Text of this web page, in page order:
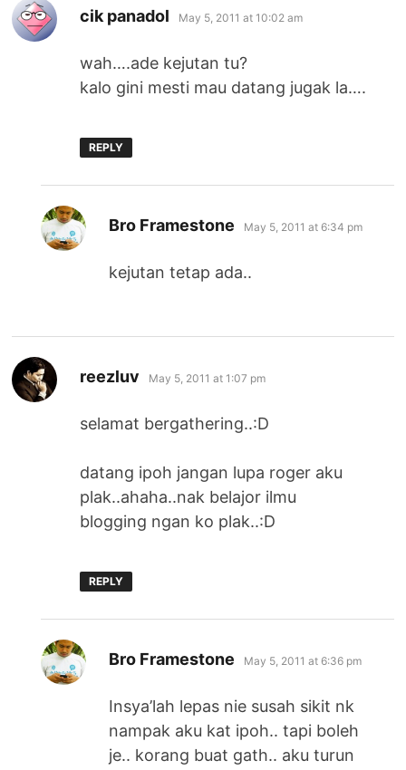
cik panadol says:
May 5, 2011 at 10:02 am
wah….ade kejutan tu?
kalo gini mesti mau datang jugak la….
REPLY
Bro Framestone says:
May 5, 2011 at 6:34 pm
kejutan tetap ada..
reezluv says:
May 5, 2011 at 1:07 pm
selamat bergathering..:D
datang ipoh jangan lupa roger aku
plak..ahaha..nak belajor ilmu
blogging ngan ko plak..:D
REPLY
Bro Framestone says:
May 5, 2011 at 6:36 pm
Insya’lah lepas nie susah sikit nk
nampak aku kat ipoh.. tapi boleh
je.. korang buat gath.. aku turun